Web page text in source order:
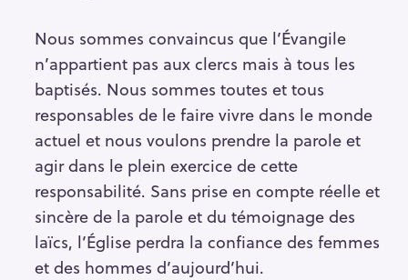
Nous sommes convaincus que l’Évangile
n’appartient pas aux clercs mais à tous les
baptisés. Nous sommes toutes et tous
responsables de le faire vivre dans le monde
actuel et nous voulons prendre la parole et
agir dans le plein exercice de cette
responsabilité. Sans prise en compte réelle et
sincère de la parole et du témoignage des
laïcs, l’Église perdra la confiance des femmes
et des hommes d’aujourd’hui.